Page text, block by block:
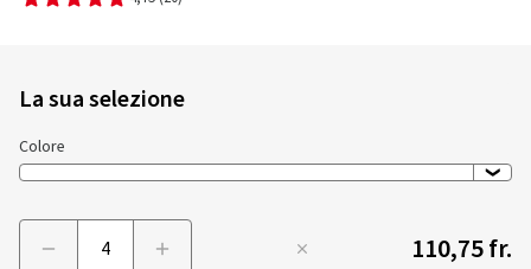
La sua selezione
Colore
110,75 fr.